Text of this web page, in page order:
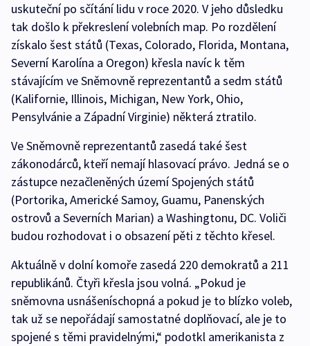
uskuteční po sčítání lidu v roce 2020. V jeho důsledku
tak došlo k překreslení volebních map. Po rozdělení
získalo šest států (Texas, Colorado, Florida, Montana,
Severní Karolína a Oregon) křesla navíc k těm
stávajícím ve Sněmovně reprezentantů a sedm států
(Kalifornie, Illinois, Michigan, New York, Ohio,
Pensylvánie a Západní Virginie) některá ztratilo.
Ve Sněmovně reprezentantů zasedá také šest
zákonodárců, kteří nemají hlasovací právo. Jedná se o
zástupce nezačleněných území Spojených států
(Portorika, Americké Samoy, Guamu, Panenských
ostrovů a Severních Marian) a Washingtonu, DC. Voliči
budou rozhodovat i o obsazení pěti z těchto křesel.
Aktuálně v dolní komoře zasedá 220 demokratů a 211
republikánů. Čtyři křesla jsou volná. „Pokud je
sněmovna usnášeníschopná a pokud je to blízko voleb,
tak už se nepořádají samostatné doplňovací, ale je to
spojené s těmi pravidelnými,“ podotkl amerikanista z